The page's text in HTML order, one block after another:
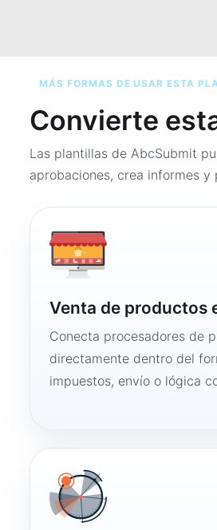
MÁS FORMAS DE USAR ESTA
Convierte
Las plantillas de AbcSubmit
aprobaciones, crea informes
Venta de productos
Conecta procesadores de
directamente dentro del
impuestos, envío o lógica